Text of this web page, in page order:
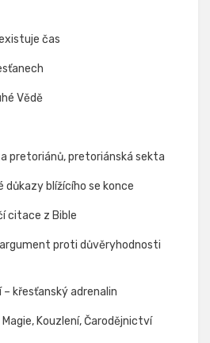
čas
Vědě
pretoriánů, pretoriánská sekta
blížícího se konce
citace z Bible
proti důvěryhodnosti
křesťanský adrenalin
Kouzlení, Čarodějnictví